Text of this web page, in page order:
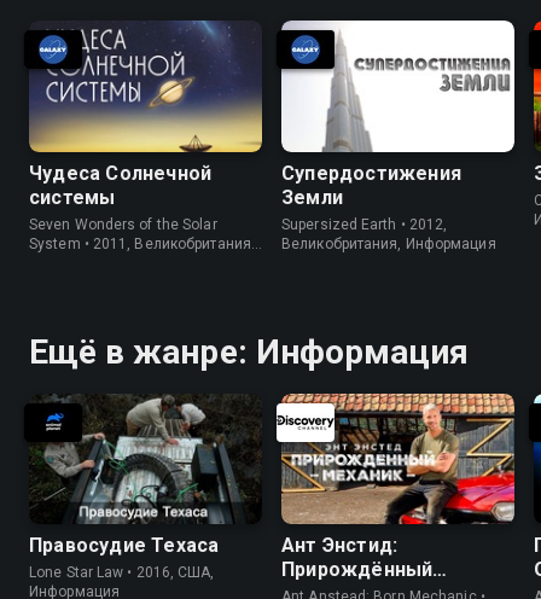
Чудеса Солнечной
системы
Seven Wonders of the Solar
System • 2011, Великобритания,
Супердостижения
Земли
Supersized Earth • 2012,
Великобритания, Информация
Ещё в жанре: Информация
Правосудие Техаса
Lone Star Law • 2016, США,
Информация
Ант Энстид:
Прирождённый
механик